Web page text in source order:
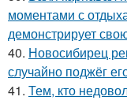
моментами с
демонстрирует
40. Новосибирец
случайно поджёг
41. Тем, кто